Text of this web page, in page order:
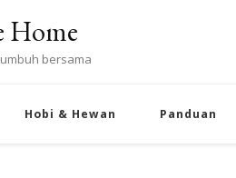
Home
bersama
Hobi & Hewan Panduan